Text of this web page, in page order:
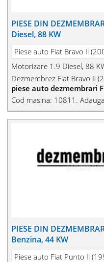
PIESE DIN
Diesel, 88 KW
Piese auto Fiat Bravo Ii
Motorizare 1.9 Diesel, 88
Dezmembrez Fiat Bravo Ii
piese auto dezmembrari
Cod masina: 10811.
PIESE DIN
Benzina, 44 KW
Piese auto Fiat Punto Ii